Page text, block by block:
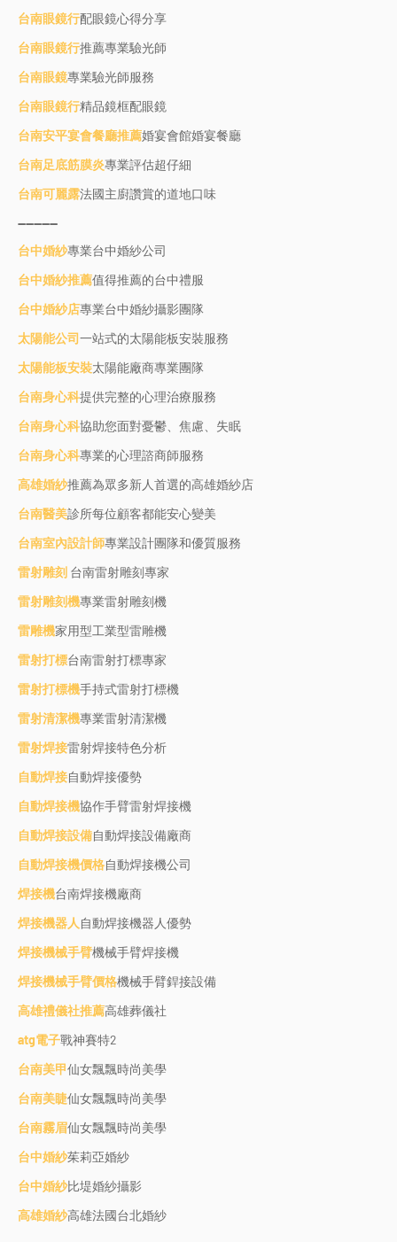
台南眼鏡行配眼鏡心得分享
台南眼鏡行推薦專業驗光師
台南眼鏡專業驗光師服務
台南眼鏡行精品鏡框配眼鏡
台南安平宴會餐廳推薦婚宴會館婚宴餐廳
台南足底筋膜炎專業評估超仔細
台南可麗露法國主廚讚賞的道地口味
----------
台中婚紗專業台中婚紗公司
台中婚紗推薦值得推薦的台中禮服
台中婚紗店專業台中婚紗攝影團隊
太陽能公司一站式的太陽能板安裝服務
太陽能板安裝太陽能廠商專業團隊
台南身心科提供完整的心理治療服務
台南身心科協助您面對憂鬱、焦慮、失眠
台南身心科專業的心理諮商師服務
高雄婚紗推薦為眾多新人首選的高雄婚紗店
台南醫美診所每位顧客都能安心變美
台南室內設計師專業設計團隊和優質服務
雷射雕刻 台南雷射雕刻專家
雷射雕刻機專業雷射雕刻機
雷雕機家用型工業型雷雕機
雷射打標台南雷射打標專家
雷射打標機手持式雷射打標機
雷射清潔機專業雷射清潔機
雷射焊接雷射焊接特色分析
自動焊接自動焊接優勢
自動焊接機協作手臂雷射焊接機
自動焊接設備自動焊接設備廠商
自動焊接機價格自動焊接機公司
焊接機台南焊接機廠商
焊接機器人 自動焊接機器人優勢
焊接機械手臂機械手臂焊接機
焊接機械手臂價格機械手臂銲接設備
高雄禮儀社推薦高雄葬儀社
atg電子戰神賽特2
台南美甲仙女飄飄時尚美學
台南美睫仙女飄飄時尚美學
台南霧眉仙女飄飄時尚美學
台中婚紗茱莉亞婚紗
台中婚紗比堤婚紗攝影
高雄婚紗高雄法國台北婚紗